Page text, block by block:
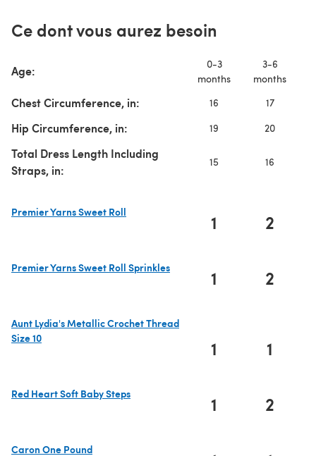
Ce dont vous aurez besoin
Age:
0-3
months
3-6
months
Chest Circumference, in: 16 17
Hip Circumference, in: 19 20
Total Dress Length Including
Straps, in:
15 16
Premier Yarns Sweet Roll
1 2
Premier Yarns Sweet Roll Sprinkles
1 2
Aunt Lydia's Metallic Crochet Thread
Size 10
1 1
Red Heart Soft Baby Steps
1 2
Caron One Pound